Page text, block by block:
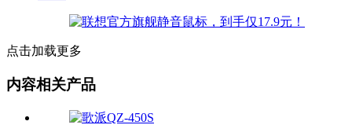
点击加载更多
内容相关产品